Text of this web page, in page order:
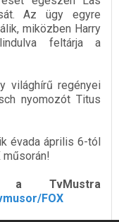
Az ügy egyre
miközben Harry
feltárja a
világhírű regényei
nyomozót Titus
évada április 6-tól
műsorán!
TvMustra
FOX